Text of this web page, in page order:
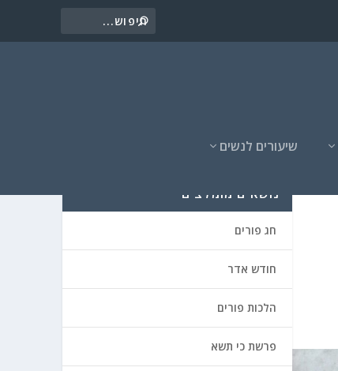
שיעורים לנשים
נושאים מומלצים
חג פורים
חודש אדר
הלכות פורים
פרשת כי תשא